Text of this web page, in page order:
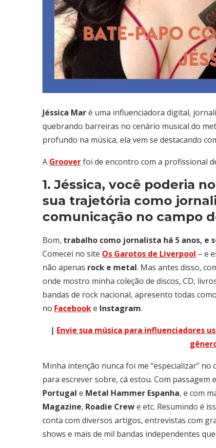
Jéssica Maré uma influenciadora digital,
quebrando barreiras no cenário musical do
profundo na música, ela vem se destacando
A Grooverfoi de encontro com a profissional
1. Jéssica, você poderia
sua trajetória como
comunicação no campo
Bom, trabalho como jornalista há 5 anos, e
Comecei no site Os Garotos de Liverpool – e
não apenas rock e metal. Mas antes disso,
onde mostro minha coleção de discos, CD,
bandas de rock nacional, apresento todas
no Facebooke Instagram.
| Envie sua música para influenciadores
Minha intenção nunca foi me “especializar”
para escrever sobre, cá estou. Com passagem
Portugal e Metal Hammer Espanha, e com
Magazine, Roadie Crewe etc. Resumindo é
conta com diversos artigos, entrevistas com
shows e mais de mil bandas independentes